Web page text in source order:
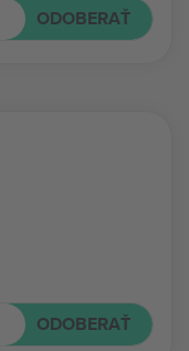
ODOBERAŤ
ODOBERAŤ